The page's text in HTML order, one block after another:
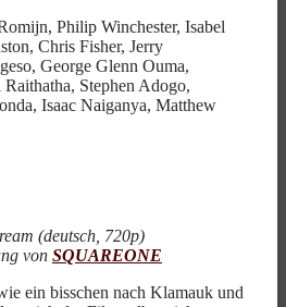
Philip Winchester, Isabel
Chris Fisher, Jerry
George Glenn Ouma,
Stephen Adogo,
Isaac Naiganya, Matthew
(deutsch, 720p)
von SQUAREONE
ein bisschen nach Klamauk und